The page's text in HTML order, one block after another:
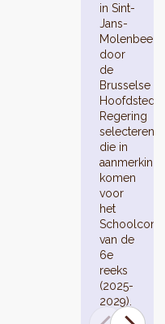
in Sint-
Jans-
Molenbeek
door
de
Brusselse
Regering
selecteren
die in
aanmerking
komen
voor
het
van de
6e
reeks
(2025-
2029).